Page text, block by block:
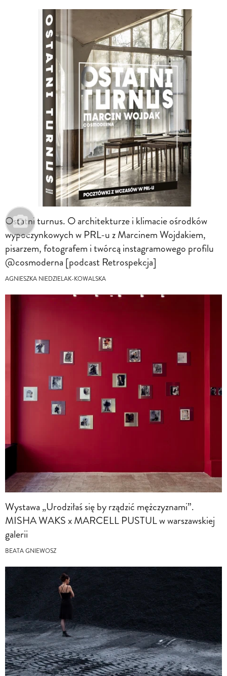
Ostatni turnus. O architekturze i klimacie ośrodków
wypoczynkowych w PRL-u z Marcinem Wojdakiem,
pisarzem, fotografem i twórcą instagramowego profilu
@cosmoderna [podcast Retrospekcja]
AGNIESZKA NIEDZIELAK-KOWALSKA
Wystawa „Urodziłaś się by rządzić mężczyznami”.
MISHA WAKS x MARCELL PUSTUL w warszawskiej
galerii
BEATA GNIEWOSZ